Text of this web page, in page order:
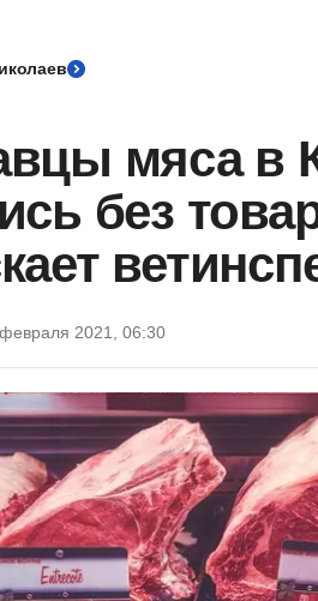
мяса в
без
2021, 06:30